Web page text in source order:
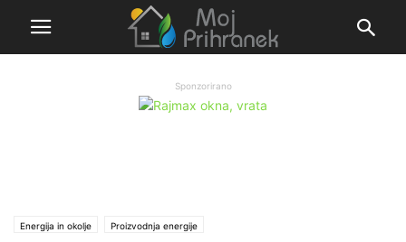
Sponzorirano
Energija in okolje Proizvodnja energije